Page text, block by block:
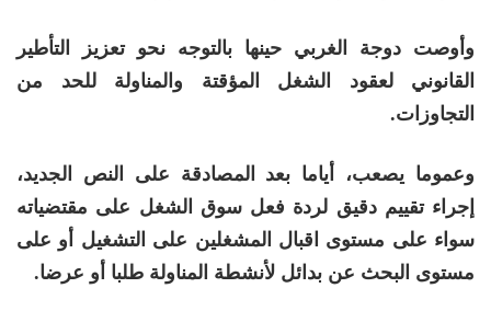
وأوصت دوجة الغربي حينها بالتوجه نحو تعزيز التأطير
القانوني لعقود الشغل المؤقتة والمناولة للحد من
التجاوزات.
وعموما يصعب، أياما بعد المصادقة على النص الجديد،
إجراء تقييم دقيق لردة فعل سوق الشغل على مقتضياته
سواء على مستوى اقبال المشغلين على التشغيل أو على
مستوى البحث عن بدائل لأنشطة المناولة طلبا أو عرضا.